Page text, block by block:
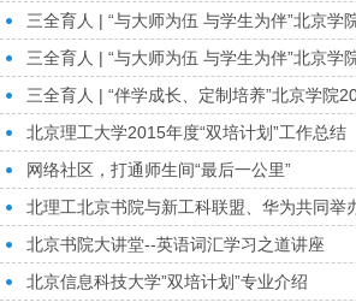
三全育人 | “与大师为伍 与学生为伴”北京学
三全育人 | “与大师为伍 与学生为伴”北京学
三全育人 | “伴学成长、定制培养”北京学院
北京理工大学2015年度“双培计划”工作总结
网络社区，打通师生间“最后一公里”
北理工北京书院与新工科联盟、华为共同举
北京书院大讲堂--英语词汇学习之道讲座
北京信息科技大学”双培计划”专业介绍